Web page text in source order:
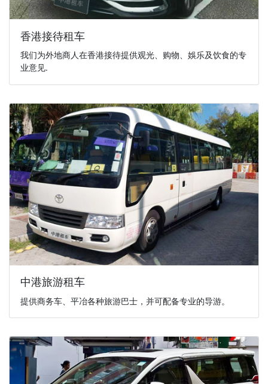
香港接待租车
我们为外地商人在香港接待提供观光、购物、娛乐及饮食的专
业意见.
中港旅游租车
提供商务车、平冶各种旅游巴士，并可配备专业的导游。